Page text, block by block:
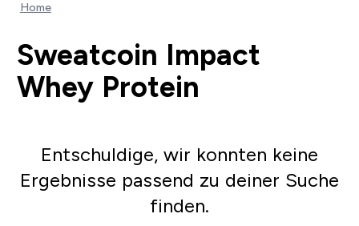
Home
Sweatcoin Impact
Whey Protein
Entschuldige, wir konnten keine
Ergebnisse passend zu deiner Suche
finden.